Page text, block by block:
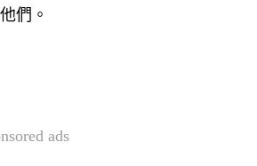
們。
ads